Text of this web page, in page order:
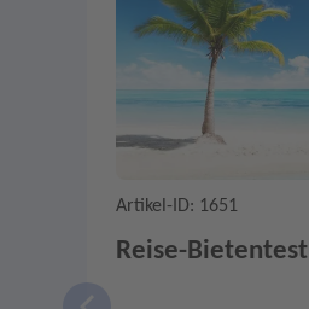
Artikel-ID: 1651
Reise-Bietentest